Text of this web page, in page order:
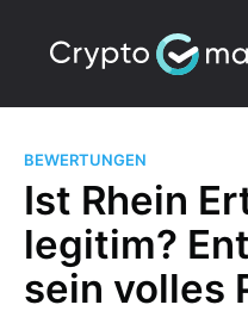
BEWERTUNGEN
Ist Rhein
legitim?
sein volles